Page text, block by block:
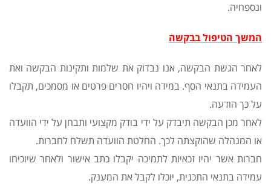
ונספחיה.
המשך הטיפול בבקשה
לאחר הגשת הבקשה, אנו נבדוק את שלמות ותקינות הבקשה ואת
העמידה בתנאי הסף. במידה ויהיו חסרים פרטים או מסמכים, תקבלו
על כך הודעה.
לאחר מכן הבקשה תיבדק על ידי בודק מקצועי ותבחן על ידי הוועדה
או המנהלה שהוקצתה לכך. החלטת הוועדה תשלח לחברות.
חברות אשר יהיו זכאיות לתמיכה יקבלו כתב אישור ולאחר שיוכיחו
עמידה בתנאי התכנית, יוכלו לקבל את המענק.